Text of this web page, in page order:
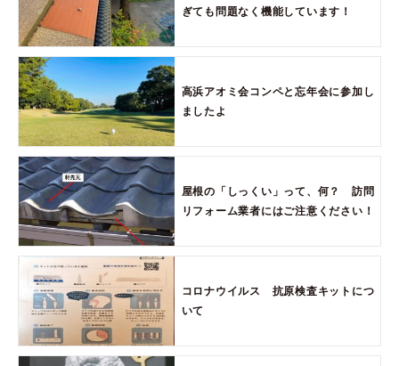
ぎても問題なく機能しています！
高浜アオミ会コンペと忘年会に参加し
ましたよ
屋根の「しっくい」って、何？ 訪問
リフォーム業者にはご注意ください！
コロナウイルス 抗原検査キットにつ
いて